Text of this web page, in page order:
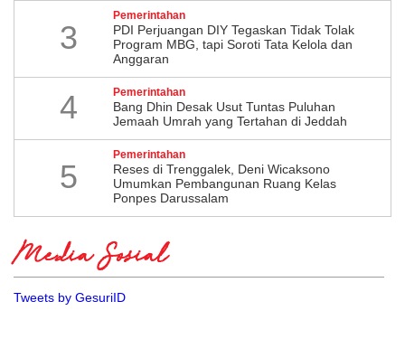
3
Pemerintahan
PDI Perjuangan DIY Tegaskan Tidak Tolak
Program MBG, tapi Soroti Tata Kelola dan
Anggaran
4 Pemerintahan
Bang Dhin Desak Usut Tuntas Puluhan
Jemaah Umrah yang Tertahan di Jeddah
5
Pemerintahan
​Reses di Trenggalek, Deni Wicaksono
Umumkan Pembangunan Ruang Kelas
Ponpes Darussalam
Media Sosial
Tweets by GesuriID